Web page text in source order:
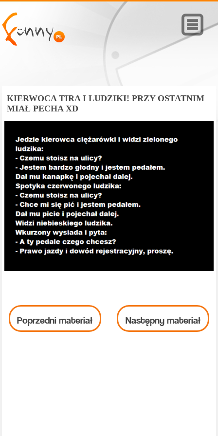
KIERWOCA TIRA I LUDZIKI! PRZY OSTATNIM
MIAŁ PECHA XD
Poprzedni materiał Następny materiał